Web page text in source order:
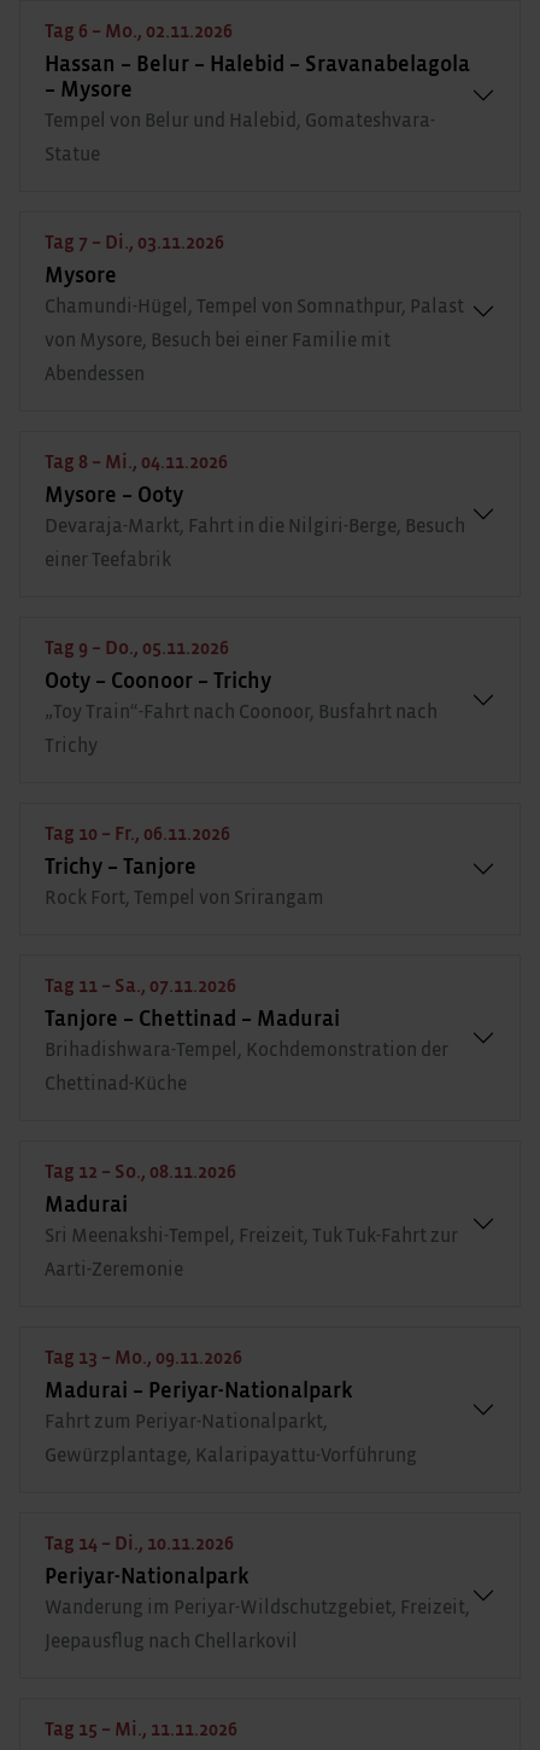
Tag 6 – Mo., 02.11.2026
Hassan – Belur – Halebid – Sravanabelagola
– Mysore
Tempel von Belur und Halebid, Gomateshvara-
Statue
Tag 7 – Di., 03.11.2026
Mysore
Chamundi-Hügel, Tempel von Somnathpur, Palast
von Mysore, Besuch bei einer Familie mit
Abendessen
Tag 8 – Mi., 04.11.2026
Mysore – Ooty
Devaraja-Markt, Fahrt in die Nilgiri-Berge, Besuch
einer Teefabrik
Tag 9 – Do., 05.11.2026
Ooty – Coonoor – Trichy
„Toy Train“-Fahrt nach Coonoor, Busfahrt nach
Trichy
Tag 10 – Fr., 06.11.2026
Trichy – Tanjore
Rock Fort, Tempel von Srirangam
Tag 11 – Sa., 07.11.2026
Tanjore – Chettinad – Madurai
Brihadishwara-Tempel, Kochdemonstration der
Chettinad-Küche
Tag 12 – So., 08.11.2026
Madurai
Sri Meenakshi-Tempel, Freizeit, Tuk Tuk-Fahrt zur
Aarti-Zeremonie
Tag 13 – Mo., 09.11.2026
Madurai – Periyar-Nationalpark
Fahrt zum Periyar-Nationalparkt,
Gewürzplantage, Kalaripayattu-Vorführung
Tag 14 – Di., 10.11.2026
Periyar-Nationalpark
Wanderung im Periyar-Wildschutzgebiet, Freizeit,
Jeepausflug nach Chellarkovil
Tag 15 – Mi., 11.11.2026